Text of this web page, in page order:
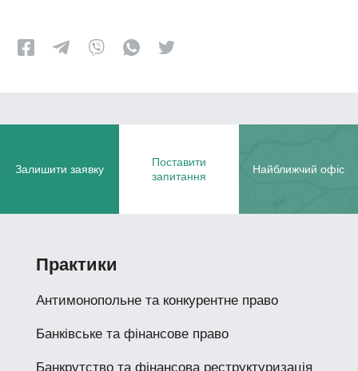
Залишити заявку
Поставити
запитання
Найближчий офіс
Практики
Антимонопольне та конкурентне право
Банківське та фінансове право
Банкрутство та фінансова реструктуризація